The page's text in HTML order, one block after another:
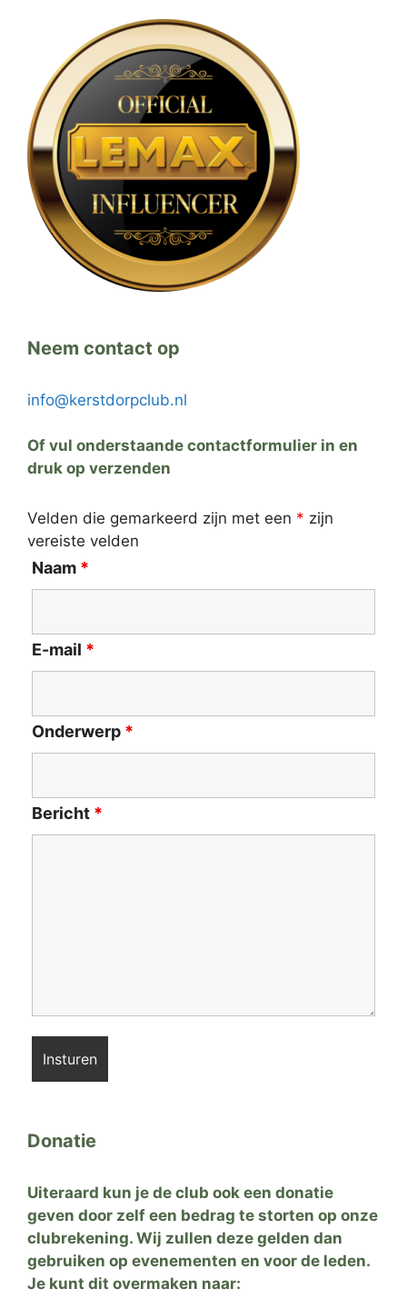
Neem contact op
info@kerstdorpclub.nl
Of vul onderstaande contactformulier in en
druk op verzenden
Velden die gemarkeerd zijn met een * zijn
vereiste velden
Naam *
E-mail *
Onderwerp *
Bericht *
Donatie
Uiteraard kun je de club ook een donatie
geven door zelf een bedrag te storten op onze
clubrekening. Wij zullen deze gelden dan
gebruiken op evenementen en voor de leden.
Je kunt dit overmaken naar: